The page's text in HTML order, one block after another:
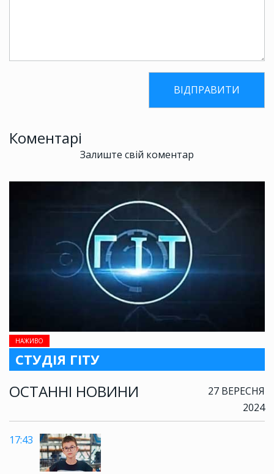
НАЖИВО
СТУДІЯ ГІТУ
ОСТАННІ НОВИНИ
27 ВЕРЕСНЯ
2024
17:43
Коментарі
Залиште свій коментар